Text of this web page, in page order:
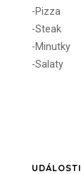
-Pizza
-Steak
-Minutky
-Salaty
UDÁLOSTI